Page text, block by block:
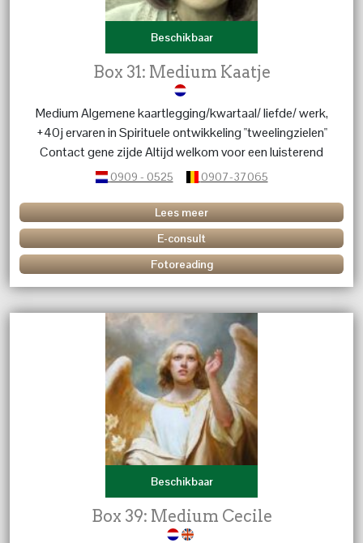
Beschikbaar
Box 31: Medium Kaatje
Medium Algemene kaartlegging/kwartaal/ liefde/ werk,
+40j ervaren in Spirituele ontwikkeling "tweelingzielen"
Contact gene zijde Altijd welkom voor een luisterend
oor.
0909 - 0525 0907-37065
Lees meer
E-consult
Fotoreading
Beschikbaar
Box 39: Medium Cecile